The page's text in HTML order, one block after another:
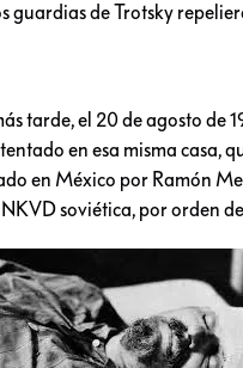
guardias de Trotsky
tarde, el 20 de agosto de
en esa misma casa,
en México por Ramón
soviética, por orden